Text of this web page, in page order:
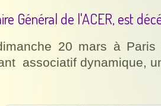
Général de l'ACER, est
20 mars à
associatif dynamique,